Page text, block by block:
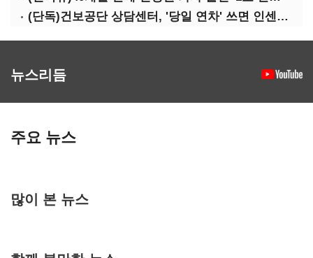
(단독)건보공단 상담센터, '당일 연차' 쓰면 인센티브 감점 '페널티'
뉴스리듬
주요 뉴스
많이 본 뉴스